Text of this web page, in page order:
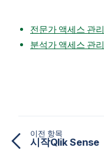
전문가 액세스 관리
분석가 액세스 관리
이전 항목
시작Qlik Sense